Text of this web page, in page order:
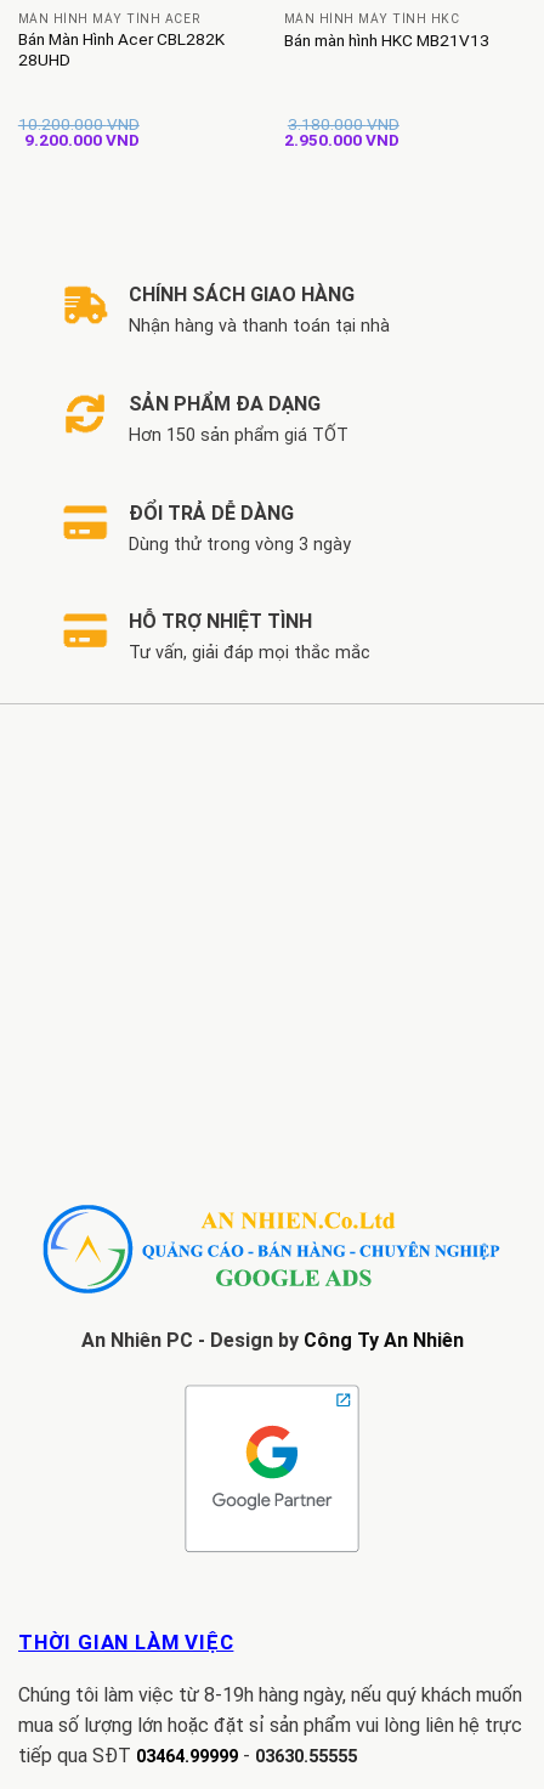
MÀN HÌNH MÁY TÍNH ACER
Bán Màn Hình Acer CBL282K
28UHD
10.200.000VND
Giá
9.200.000VNDGiá
MÀN HÌNH MÁY TÍNH HKC
Bán màn hình HKC MB21V13
3.180.000VND
Giá
2.950.000VNDGiá
CHÍNH SÁCH GIAO HÀNG
Nhận hàng và thanh toán tại nhà
SẢN PHẨM ĐA DẠNG
Hơn 150 sản phẩm giá TỐT
ĐỔI TRẢ DỄ DÀNG
Dùng thử trong vòng 3 ngày
HỖ TRỢ NHIỆT TÌNH
Tư vấn, giải đáp mọi thắc mắc
An Nhiên PC - Design by Công Ty An Nhiên
THỜI GIAN LÀM VIỆC
Chúng tôi làm việc từ 8-19h hàng ngày, nếu quý khách muốn
mua số lượng lớn hoặc đặt sỉ sản phẩm vui lòng liên hệ trực
tiếp qua SĐT 03464.99999 - 03630.55555